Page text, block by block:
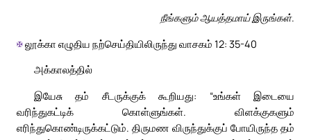
நீங்களும் ஆயத்தமாய் இருங்கள்.
✠லூக்கா எழுதிய நற்செய்தியிலிருந்து வாசகம் 12: 35-40
அக்காலத்தில்
இயேசு தம் சீடருக்குக் கூறியது: “உங்கள் இடையை
வரிந்துகட்டிக் கொள்ளுங்கள். விளக்குகளும்
எரிந்துகொண்டிருக்கட்டும். திருமண விருந்துக்குப் போயிருந்த தம்